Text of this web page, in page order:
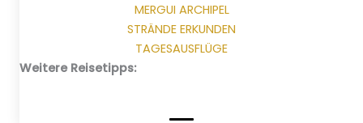
MERGUI ARCHIPEL
STRÄNDE ERKUNDEN
TAGESAUSFLÜGE
Weitere Reisetipps: